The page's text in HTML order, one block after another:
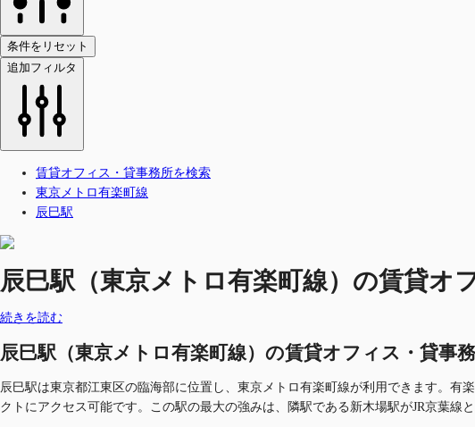
条件をリセット
追加フィルタ
賃貸オフィス・貸事務所を検索
東京メトロ有楽町線
辰巳駅
辰巳駅（東京メトロ有楽町線）の賃貸オ
続きを読む
辰巳駅（東京メトロ有楽町線）の賃貸オフィス・貸事
辰巳駅は東京都江東区の臨海部に位置し、東京メトロ有楽町線が利用できます。
クトにアクセス可能です。この駅の最大の強みは、隣駅である新木場駅がJR京葉線